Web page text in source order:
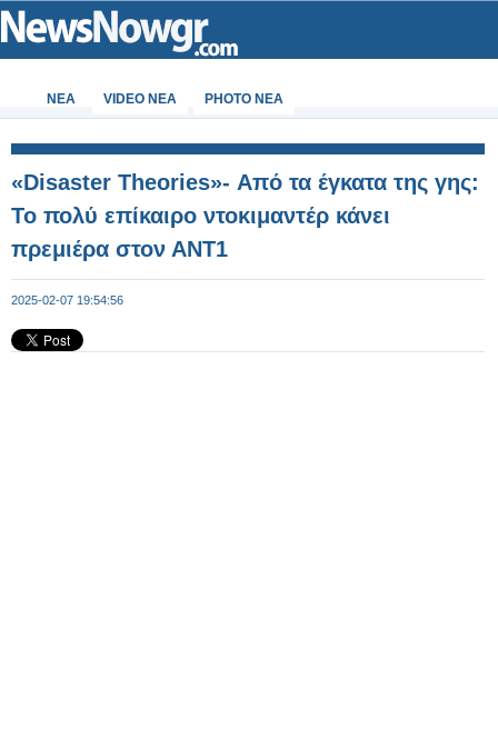
ΝΕΑ VIDEO NEA PHOTO NEA
«Disaster Theories»- Από τα έγκατα της γης:
Το πολύ επίκαιρο ντοκιμαντέρ κάνει
πρεμιέρα στον ΑΝΤ1
2025-02-07 19:54:56